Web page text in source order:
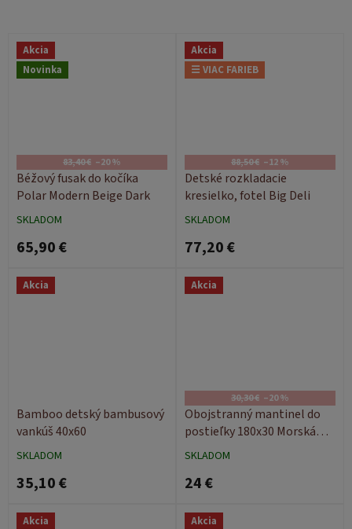
Akcia
Novinka
83,40 € –20 %
Béžový fusak do kočíka
Polar Modern Beige Dark
SKLADOM
65,90 €
Akcia
☰ VIAC FARIEB
88,50 € –12 %
Detské rozkladacie
kresielko, fotel Big Deli
SKLADOM
77,20 €
Akcia
Bamboo detský bambusový
vankúš 40x60
SKLADOM
35,10 €
Akcia
30,30 € –20 %
Obojstranný mantinel do
postieľky 180x30 Morská
škôlka
SKLADOM
24 €
Akcia
Akcia